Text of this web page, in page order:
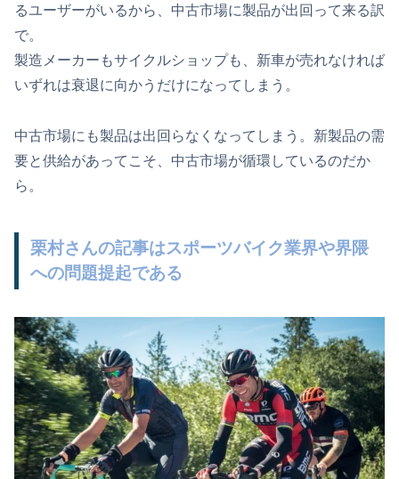
るユーザーがいるから、中古市場に製品が出回って来る訳
で。
製造メーカーもサイクルショップも、新車が売れなければ
いずれは衰退に向かうだけになってしまう。
中古市場にも製品は出回らなくなってしまう。新製品の需
要と供給があってこそ、中古市場が循環しているのだか
ら。
栗村さんの記事はスポーツバイク業界や界隈
への問題提起である